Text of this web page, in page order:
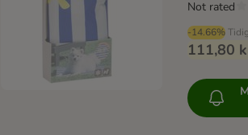
-14.66%
111,80
Not rated